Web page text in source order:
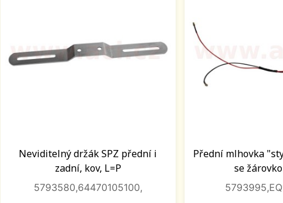
Neviditelný držák SPZ přední i
zadní, kov, L=P
5793580,64470105100,
Přední mlhovka
se